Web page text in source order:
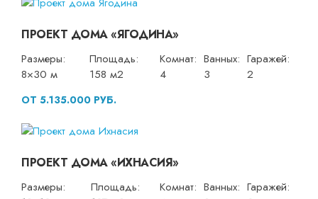
ПРОЕКТ ДОМА «ЯГОДИНА»
Размеры:
8×30 м
Площадь:
158 м2
Комнат:
4
Ванных:
3
Гаражей:
2
ОТ 5.135.000 РУБ.
ПРОЕКТ ДОМА «ИХНАСИЯ»
Размеры:
Площадь:
Комнат: Ванных: Гаражей: